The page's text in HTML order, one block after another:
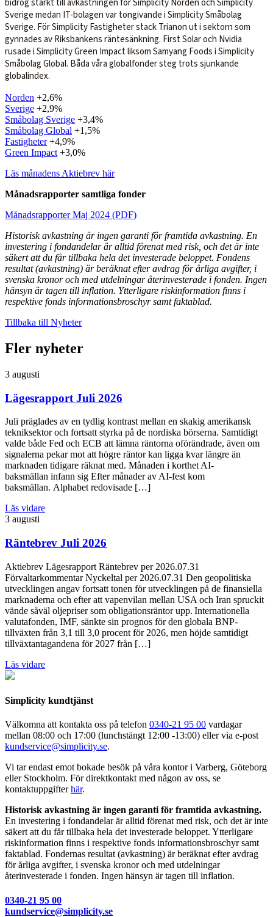
bidrog starkt till avkastningen för Simplicity Norden och Simplicity
Sverige medan IT-bolagen var tongivande i Simplicity Småbolag
Sverige. För Simplicity Fastigheter stack Trianon ut i sektorn som
gynnades av Riksbankens räntesänkning. First Solar och Nvidia
rusade i Simplicity Green Impact liksom Samyang Foods i Simplicity
Småbolag Global. Båda våra globalfonder steg trots sjunkande
globalindex.
Norden +2,6%
Sverige +2,9%
Småbolag Sverige +3,4%
Småbolag Global +1,5%
Fastigheter+4,9%
Green Impact +3,0%
Läs månadens Aktiebrev här
Månadsrapporter samtliga fonder
Månadsrapporter Maj 2024 (PDF)
Historisk avkastning är ingen garanti för framtida avkastning. En
investering i fondandelar är alltid förenat med risk, och det är inte
säkert att du får tillbaka hela det investerade beloppet. Fondens
resultat (avkastning) är beräknat efter avdrag för årliga avgifter, i
svenska kronor och med utdelningar återinvesterade i fonden. Ingen
hänsyn är tagen till inflation. Ytterligare riskinformation finns i
respektive fonds informationsbroschyr samt faktablad.
Tillbaka till Nyheter
Fler nyheter
3 augusti
Lägesrapport Juli 2026
Juli präglades av en tydlig kontrast mellan en skakig amerikansk
tekniksektor och fortsatt styrka på de nordiska börserna. Samtidigt
valde både Fed och ECB att lämna räntorna oförändrade, även om
signalerna pekar mot att högre räntor kan ligga kvar längre än
marknaden tidigare räknat med. Månaden i korthet AI-
baksmällan infann sig Efter månader av AI-fest kom
baksmällan. Alphabet redovisade […]
Läs vidare
3 augusti
Räntebrev Juli 2026
Aktiebrev Lägesrapport Räntebrev per 2026.07.31
Förvaltarkommentar Nyckeltal per 2026.07.31 Den geopolitiska
utvecklingen angav fortsatt tonen för utvecklingen på de finansiella
marknaderna och efter att vapenvilan mellan USA och Iran spruckit
vände såväl oljepriser som obligationsräntor upp. Internationella
valutafonden, IMF, sänkte sin prognos för den globala BNP-
tillväxten från 3,1 till 3,0 procent för 2026, men höjde samtidigt
tillväxtantagandena för 2027 från […]
Läs vidare
Simplicity kundtjänst
Välkomna att kontakta oss på telefon 0340-21 95 00 vardagar
mellan 08:00 och 17:00 (lunchstängt 12:00 -13:00) eller via e-post
kundservice@simplicity.se.
Vi tar endast emot bokade besök på våra kontor i Varberg, Göteborg
eller Stockholm. För direktkontakt med någon av oss, se
kontaktuppgifterhär.
Historisk avkastning är ingen garanti för framtida avkastning.
En investering i fondandelar är alltid förenat med risk, och det är inte
säkert att du får tillbaka hela det investerade beloppet. Ytterligare
riskinformation finns i respektive fonds informationsbroschyr samt
faktablad. Fondernas resultat (avkastning) är beräknat efter avdrag
för årliga avgifter, i svenska kronor och med utdelningar
återinvesterade i fonden. Ingen hänsyn är tagen till inflation.
0340-21 95 00
kundservice@simplicity.se